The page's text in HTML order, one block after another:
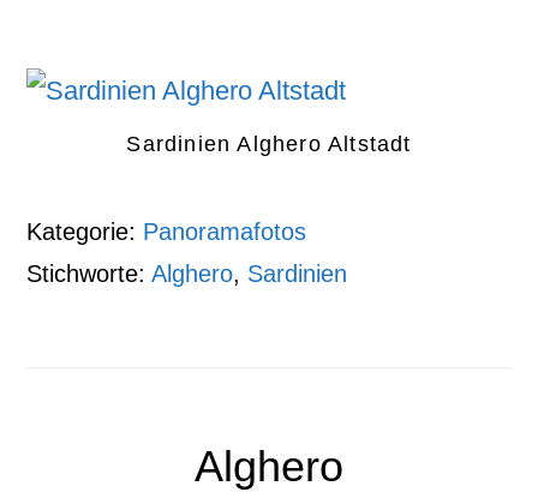
Sardinien Alghero Altstadt
Kategorie: Panoramafotos
Stichworte:Alghero, Sardinien
Alghero